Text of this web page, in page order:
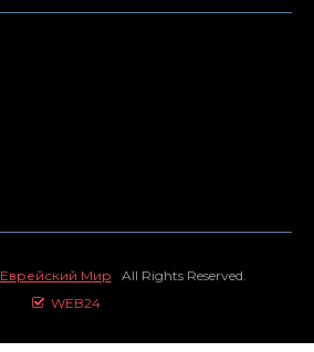
Еврейский Мир All Rights Reserved.
WEB24